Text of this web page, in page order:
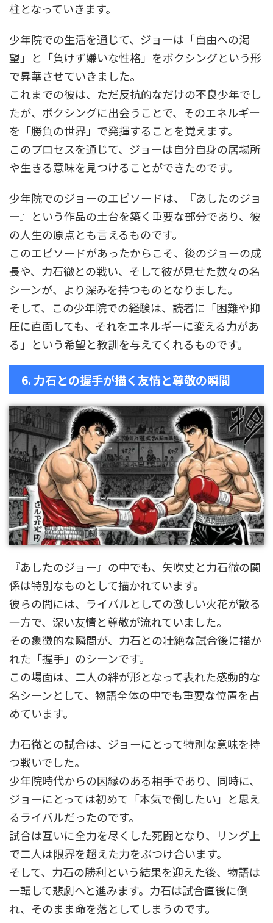
柱となっていきます。
少年院での生活を通じて、ジョーは「自由への渇
望」と「負けず嫌いな性格」をボクシングという形
で昇華させていきました。
これまでの彼は、ただ反抗的なだけの不良少年でし
たが、ボクシングに出会うことで、そのエネルギー
を「勝負の世界」で発揮することを覚えます。
このプロセスを通じて、ジョーは自分自身の居場所
や生きる意味を見つけることができたのです。
少年院でのジョーのエピソードは、『あしたのジョ
ー』という作品の土台を築く重要な部分であり、彼
の人生の原点とも言えるものです。
このエピソードがあったからこそ、後のジョーの成
長や、力石徹との戦い、そして彼が見せた数々の名
シーンが、より深みを持つものとなりました。
そして、この少年院での経験は、読者に「困難や抑
圧に直面しても、それをエネルギーに変える力があ
る」という希望と教訓を与えてくれるものです。
6. 力石との握手が描く友情と尊敬の瞬間
『あしたのジョー』の中でも、矢吹丈と力石徹の関
係は特別なものとして描かれています。
彼らの間には、ライバルとしての激しい火花が散る
一方で、深い友情と尊敬が流れていました。
その象徴的な瞬間が、力石との壮絶な試合後に描か
れた「握手」のシーンです。
この場面は、二人の絆が形となって表れた感動的な
名シーンとして、物語全体の中でも重要な位置を占
めています。
力石徹との試合は、ジョーにとって特別な意味を持
つ戦いでした。
少年院時代からの因縁のある相手であり、同時に、
ジョーにとっては初めて「本気で倒したい」と思え
るライバルだったのです。
試合は互いに全力を尽くした死闘となり、リング上
で二人は限界を超えた力をぶつけ合います。
そして、力石の勝利という結果を迎えた後、物語は
一転して悲劇へと進みます。力石は試合直後に倒
れ、そのまま命を落としてしまうのです。